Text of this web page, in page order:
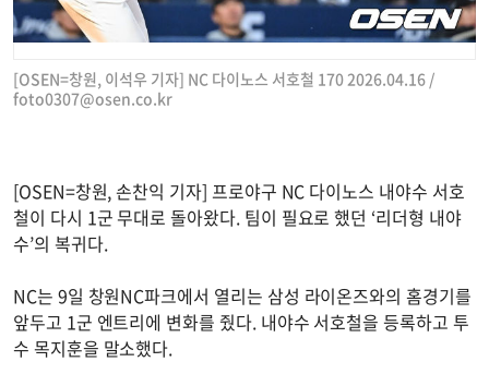
[OSEN=창원, 이석우 기자] NC 다이노스 서호철 170 2026.04.16 /
foto0307@osen.co.kr
[OSEN=창원, 손찬익 기자] 프로야구 NC 다이노스 내야수 서호
철이 다시 1군 무대로 돌아왔다. 팀이 필요로 했던 ‘리더형 내야
수’의 복귀다.
NC는 9일 창원NC파크에서 열리는 삼성 라이온즈와의 홈경기를
앞두고 1군 엔트리에 변화를 줬다. 내야수 서호철을 등록하고 투
수 목지훈을 말소했다.